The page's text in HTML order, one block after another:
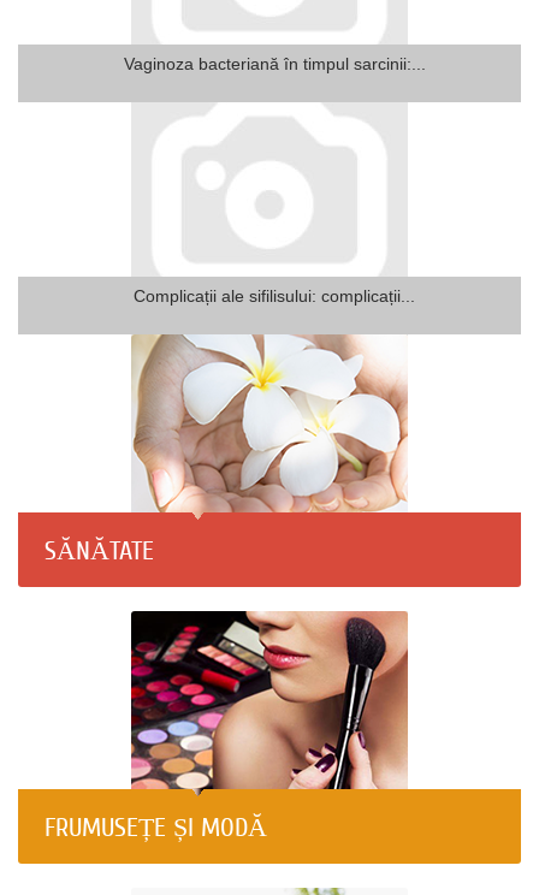
Vaginoza bacteriană în timpul sarcinii:...
Complicații ale sifilisului: complicații...
SĂNĂTATE
FRUMUSEȚE ȘI MODĂ